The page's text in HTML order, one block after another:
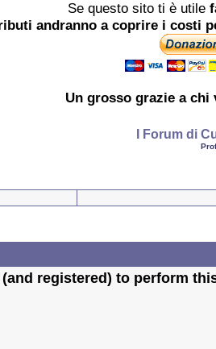
Se questo sito ti è utile
andranno a coprire i costi
Un grosso grazie a chi
I Forum di
registered) to perform